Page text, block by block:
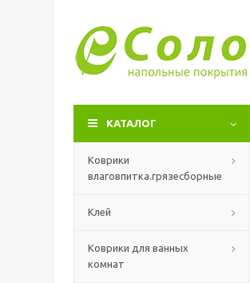
КАТАЛОГ
Коврики
влаговпитка.грязесборные
Клей
Коврики для ванных
комнат